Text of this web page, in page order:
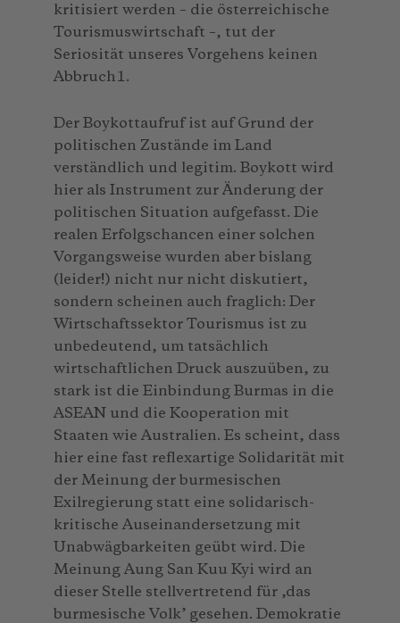
kritisiert werden – die österreichische
Tourismuswirtschaft –, tut der
Seriosität unseres Vorgehens keinen
Abbruch1.
Der Boykottaufruf ist auf Grund der
politischen Zustände im Land
verständlich und legitim. Boykott wird
hier als Instrument zur Änderung der
politischen Situation aufgefasst. Die
realen Erfolgschancen einer solchen
Vorgangsweise wurden aber bislang
(leider!) nicht nur nicht diskutiert,
sondern scheinen auch fraglich: Der
Wirtschaftssektor Tourismus ist zu
unbedeutend, um tatsächlich
wirtschaftlichen Druck auszuüben, zu
stark ist die Einbindung Burmas in die
ASEAN und die Kooperation mit
Staaten wie Australien. Es scheint, dass
hier eine fast reflexartige Solidarität mit
der Meinung der burmesischen
Exilregierung statt eine solidarisch-
kritische Auseinandersetzung mit
Unabwägbarkeiten geübt wird. Die
Meinung Aung San Kuu Kyi wird an
dieser Stelle stellvertretend für ‚das
burmesische Volk’ gesehen. Demokratie